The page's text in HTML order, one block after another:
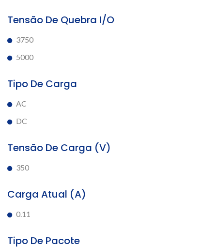
Tensão De Quebra I/O
3750
5000
Tipo De Carga
AC
DC
Tensão De Carga (V)
350
Carga Atual (A)
0.11
Tipo De Pacote